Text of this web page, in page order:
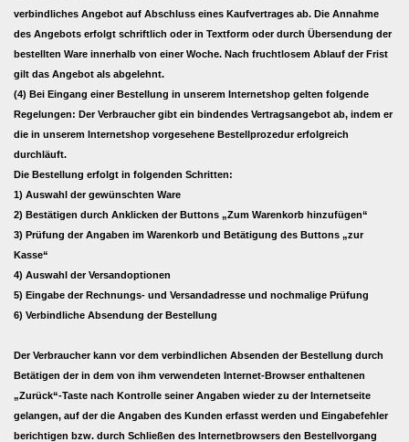
verbindliches Angebot auf Abschluss eines Kaufvertrages ab. Die Annahme
des Angebots erfolgt schriftlich oder in Textform oder durch Übersendung der
bestellten Ware innerhalb von einer Woche. Nach fruchtlosem Ablauf der Frist
gilt das Angebot als abgelehnt.
(4) Bei Eingang einer Bestellung in unserem Internetshop gelten folgende
Regelungen: Der Verbraucher gibt ein bindendes Vertragsangebot ab, indem er
die in unserem Internetshop vorgesehene Bestellprozedur erfolgreich
durchläuft.
Die Bestellung erfolgt in folgenden Schritten:
1) Auswahl der gewünschten Ware
2) Bestätigen durch Anklicken der Buttons „Zum Warenkorb hinzufügen“
3) Prüfung der Angaben im Warenkorb und Betätigung des Buttons „zur
Kasse“
4) Auswahl der Versandoptionen
5) Eingabe der Rechnungs- und Versandadresse und nochmalige Prüfung
6) Verbindliche Absendung der Bestellung
Der Verbraucher kann vor dem verbindlichen Absenden der Bestellung durch
Betätigen der in dem von ihm verwendeten Internet-Browser enthaltenen
„Zurück“-Taste nach Kontrolle seiner Angaben wieder zu der Internetseite
gelangen, auf der die Angaben des Kunden erfasst werden und Eingabefehler
berichtigen bzw. durch Schließen des Internetbrowsers den Bestellvorgang